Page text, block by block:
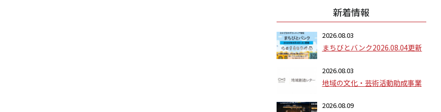
新着情報
2026.08.03
まちびとバンク2026.08.04更新
2026.08.03
地域の文化・芸術活動助成事業
2026.08.09